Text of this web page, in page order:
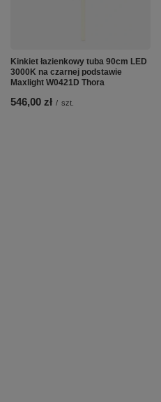
Kinkiet łazienkowy tuba 90cm LED
3000K na czarnej podstawie
Maxlight W0421D Thora
546,00 zł / szt.